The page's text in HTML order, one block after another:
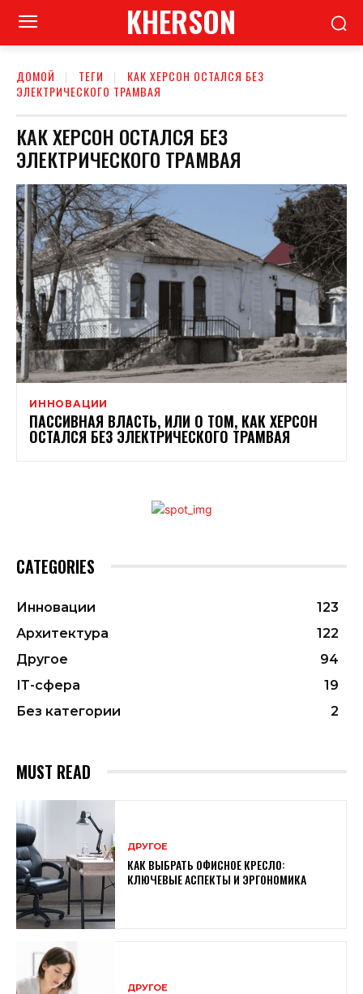
KHERSON
ДОМОЙ ТЕГИ
КАК ХЕРСОН ОСТАЛСЯ БЕЗ
ЭЛЕКТРИЧЕСКОГО ТРАМВАЯ
КАК ХЕРСОН ОСТАЛСЯ БЕЗ
ЭЛЕКТРИЧЕСКОГО ТРАМВАЯ
ИННОВАЦИИ
ПАССИВНАЯ ВЛАСТЬ, ИЛИ О ТОМ, КАК ХЕРСОН
ОСТАЛСЯ БЕЗ ЭЛЕКТРИЧЕСКОГО ТРАМВАЯ
CATEGORIES
Инновации
123
Архитектура
122
Другое
94
ІТ-сфера
19
Без категории
2
MUST READ
ДРУГОЕ
КАК ВЫБРАТЬ ОФИСНОЕ КРЕСЛО:
КЛЮЧЕВЫЕ АСПЕКТЫ И ЭРГОНОМИКА
ДРУГОЕ